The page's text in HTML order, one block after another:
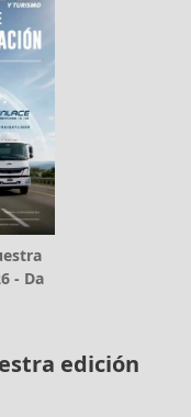
- Da
edición